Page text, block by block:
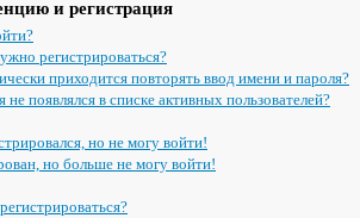
и регистрация
регистрироваться?
приходится повторять ввод имени и пароля?
не появлялся в списке активных пользователей?
но не могу войти!
но больше не могу войти!